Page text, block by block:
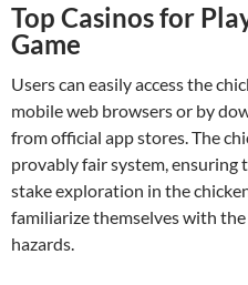
Top Casinos for
Game
Users can easily access the
mobile web browsers or by
from official app stores. The
provably fair system, ensuring
stake exploration in the
familiarize themselves with
hazards.